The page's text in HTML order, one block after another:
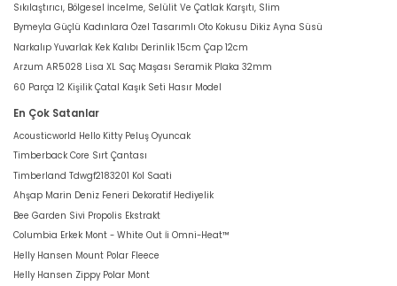
Sıkılaştırıcı, Bölgesel İncelme, Selülit Ve Çatlak Karşıtı, Slim
Bymeyla Güçlü Kadınlara Özel Tasarımlı Oto Kokusu Dikiz Ayna Süsü
Narkalıp Yuvarlak Kek Kalıbı Derinlik 15cm Çap 12cm
Arzum AR5028 Lisa XL Saç Maşası Seramik Plaka 32mm
60 Parça 12 Kişilik Çatal Kaşık Seti Hasır Model
En Çok Satanlar
Acousticworld Hello Kitty Peluş Oyuncak
Timberback Core Sırt Çantası
Timberland Tdwgf2183201 Kol Saati
Ahşap Marin Deniz Feneri Dekoratif Hediyelik
Bee Garden Sivi Propolis Ekstrakt
Columbia Erkek Mont - White Out İi Omni-Heat™
Helly Hansen Mount Polar Fleece
Helly Hansen Zippy Polar Mont